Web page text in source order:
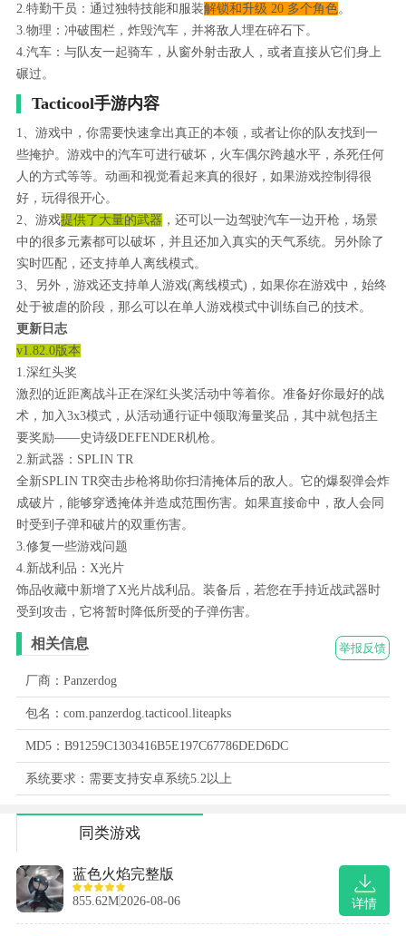
2.特勤干员：通过独特技能和服装解锁和升级 20 多个角色。
3.物理：冲破围栏，炸毁汽车，并将敌人埋在碎石下。
4.汽车：与队友一起骑车，从窗外射击敌人，或者直接从它们身上
碾过。
Tacticool手游内容
1、游戏中，你需要快速拿出真正的本领，或者让你的队友找到一
些掩护。游戏中的汽车可进行破坏，火车偶尔跨越水平，杀死任何
人的方式等等。动画和视觉看起来真的很好，如果游戏控制得很
好，玩得很开心。
2、游戏提供了大量的武器 ，还可以一边驾驶汽车一边开枪，场景
中的很多元素都可以破坏，并且还加入真实的天气系统。另外除了
实时匹配，还支持单人离线模式。
3、另外，游戏还支持单人游戏(离线模式)，如果你在游戏中，始终
处于被虐的阶段，那么可以在单人游戏模式中训练自己的技术。
更新日志
v1.82.0版本
1.深红头奖
激烈的近距离战斗正在深红头奖活动中等着你。准备好你最好的战
术，加入3x3模式，从活动通行证中领取海量奖品，其中就包括主
要奖励——史诗级DEFENDER机枪。
2.新武器：SPLIN TR
全新SPLIN TR突击步枪将助你扫清掩体后的敌人。它的爆裂弹会炸
成破片，能够穿透掩体并造成范围伤害。如果直接命中，敌人会同
时受到子弹和破片的双重伤害。
3.修复一些游戏问题
4.新战利品：X光片
饰品收藏中新增了X光片战利品。装备后，若您在手持近战武器时
受到攻击，它将暂时降低所受的子弹伤害。
举报反馈
相关信息
厂商：Panzerdog
包名：com.panzerdog.tacticool.liteapks
MD5：B91259C1303416B5E197C67786DED6DC
系统要求：需要支持安卓系统5.2以上
同类游戏
详情
蓝色火焰完整版
855.62M 2026-08-06